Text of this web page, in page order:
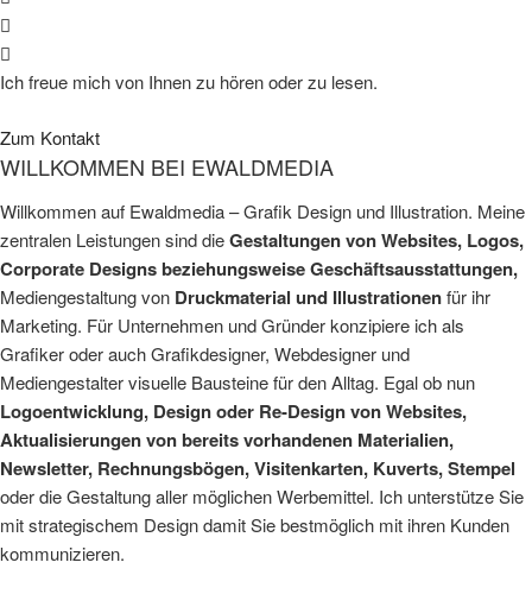
Ich freue mich von Ihnen zu hören oder zu lesen.
Zum Kontakt
WILLKOMMEN BEI EWALDMEDIA
Willkommen auf Ewaldmedia – Grafik Design und Illustration. Meine
zentralen Leistungen sind dieGestaltungen von Websites, Logos,
Corporate Designs beziehungsweise Geschäftsausstattungen,
Mediengestaltung von Druckmaterial und Illustrationenfür ihr
Marketing. Für Unternehmen und Gründer konzipiere ich als
Grafiker oder auch Grafikdesigner, Webdesigner und
Mediengestalter visuelle Bausteine für den Alltag. Egal ob nun
Logoentwicklung, Design oder Re-Design von Websites,
Aktualisierungen von bereits vorhandenen Materialien,
Newsletter, Rechnungsbögen, Visitenkarten, Kuverts, Stempel
oder die Gestaltung aller möglichen Werbemittel. Ich unterstütze Sie
mit strategischem Design damit Sie bestmöglich mit ihren Kunden
kommunizieren.